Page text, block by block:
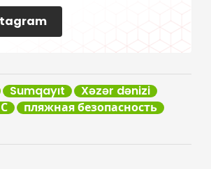
Sumqayıt
Xəzər dənizi
пляжная безопасность